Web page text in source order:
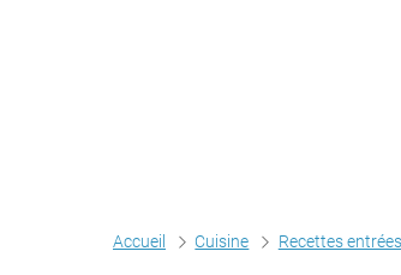
Accueil Cuisine Recettes entrées